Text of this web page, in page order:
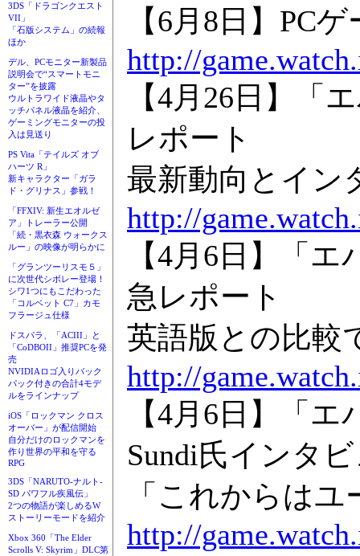
3DS「ドラゴンクエスト
VII」
「石版システム」の続報
ほか
デル、PCモニター新製品
説明会で“スマートモニ
ター”を披露
ウルトラワイド液晶やタ
ッチパネル液晶を紹介、
ゲーミングモニターの投
入は見送り
PS Vita「テイルズ オブ
ハーツ R」
新キャラクター「ガラ
ド・グリナス」参戦！
「FFXIV: 新生エオルゼ
ア」トレーラー公開
「続・黒衣森 ウォークス
ルー」の映像が明らかに
「グランツーリスモ５」
に次世代シボレー登場！
シワ1つにもこだわった
「コルベット C7」カモ
フラージュ仕様
ドスパラ、「ACIII」と
「CoDBOII」推奨PCを発
売
NVIDIAロゴ入りバック
パック付きの合計4モデ
ルをラインナップ
iOS「ロックマン クロス
オーバー」が配信開始
自分だけのロックマンを
作り世界の平和を守る
RPG
3DS「NARUTO-ナルト-
SD パワフル疾風伝」
2つの物語が楽しめるW
ストーリーモードを紹介
Xbox 360「The Elder
Scrolls V: Skyrim」DLC第
【6月8日】PC
http://
【4月26日】「
レポート
最新動向とイン
http://
【4月6日】「
急レポート
英語版との比較
http://
【4月6日】「
Sundi氏インタ
「これからは
http://